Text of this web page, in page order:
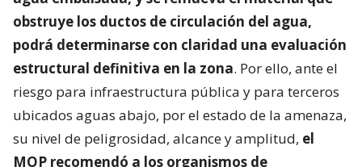
obstruye los ductos de circulación del agua,
podrá determinarse con claridad una evaluación
estructural definitiva en la zona. Por ello, ante el
riesgo para infraestructura pública y para terceros
ubicados aguas abajo, por el estado de la amenaza,
su nivel de peligrosidad, alcance y amplitud, el
MOP recomendó a los organismos de